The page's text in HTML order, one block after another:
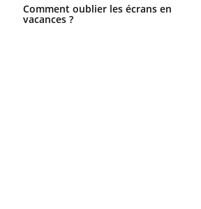
Comment oublier les écrans en
vacances ?